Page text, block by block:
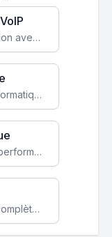
Simplifiez votre communication avec une solution VoIP flexible, économique et adaptée à vos besoins professionnels.
Optimisez votre stratégie informatique avec l'expertise de nos consultants pour améliorer votre efficacité et sécurité.
Garantissez la stabilité et la performance de votre entreprise avec une infrastructure IT sécurisée et évolutive.
Microsoft 365 une solution complète qui booste votre productivité, renforce la sécurité de vos données et facilite la collaboration.